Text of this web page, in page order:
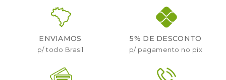
ENVIAMOS
p/ todo Brasil
5% DE DESCONTO
p/ pagamento no pix